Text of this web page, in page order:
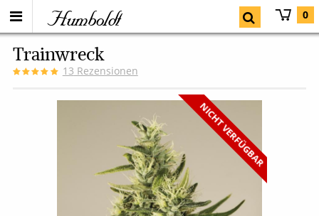
Humboldt 0
Trainwreck
13 Rezensionen
NICHT VERFÜGBAR